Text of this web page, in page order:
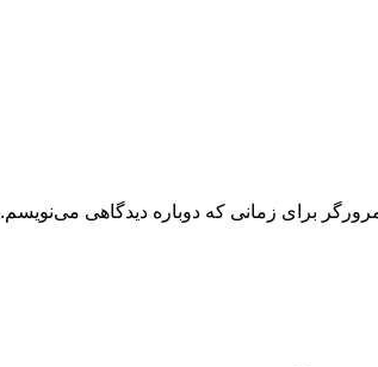
برای زمانی که دوباره دیدگاهی می‌نویسم.